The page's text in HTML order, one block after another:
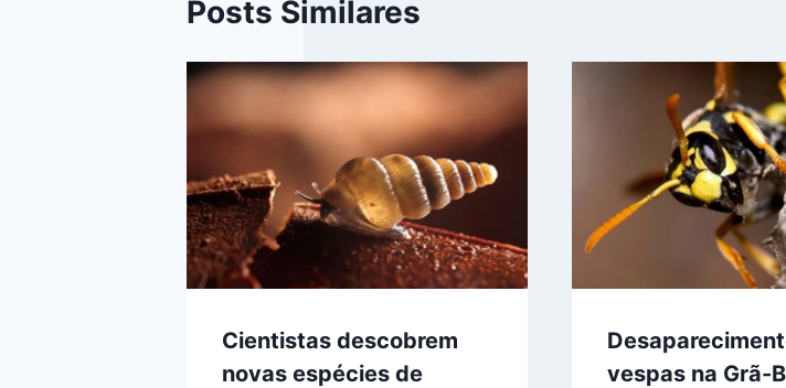
Posts Similares
Cientistas descobrem
novas espécies de
vespas na Grã-